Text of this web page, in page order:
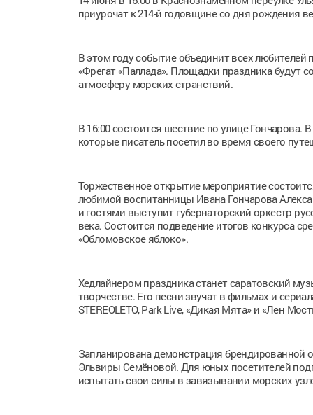
приурочат к 214-й годовщине со дня рождения
В этом году событие объединит всех
«Фрегат «Паллада». Площадки праздника будут
атмосферу морских странствий.
В 16:00 состоится шествие по улице Гончарова.
которые писатель посетил во время своего
Торжественное открытие мероприятие
любимой воспитанницы Ивана Гончарова
и гостями выступит губернаторский оркестр
века. Состоится подведение итогов конкурса
«Обломовское яблоко».
Хедлайнером праздника станет саратовский
творчестве. Его песни звучат в фильмах и
STEREOLETO, Park Live, «Дикая Мята» и «Лен
Запланирована демонстрация
Эльвиры Семёновой. Для юных посетителей
испытать свои силы в завязывании морских